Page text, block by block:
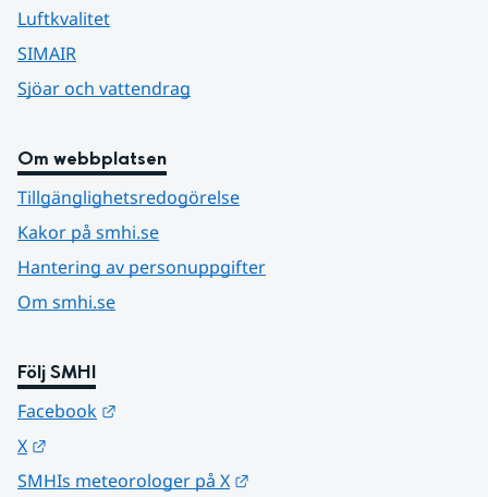
Luftkvalitet
SIMAIR
Sjöar och vattendrag
Om webbplatsen
Tillgänglighetsredogörelse
Kakor på smhi.se
Hantering av personuppgifter
Om smhi.se
Följ SMHI
Facebook
X
SMHIs meteorologer på X